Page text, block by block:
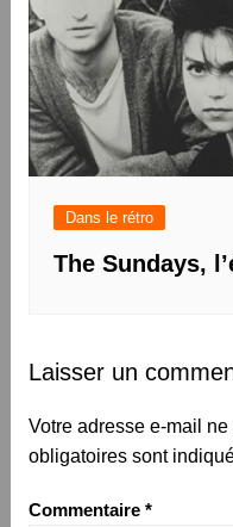
Dans le rétro
The Sundays,
Laisser un
Votre adresse e-mail
obligatoires sont
Commentaire *